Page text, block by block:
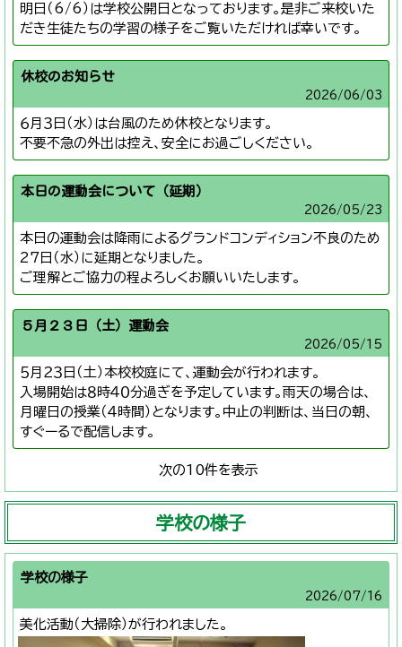
明日（6/6）は学校公開日となっております。是非ご来校いた
だき生徒たちの学習の様子をご覧いただければ幸いです。
休校のお知らせ
2026/06/03
６月３日（水）は台風のため休校となります。
不要不急の外出は控え、安全にお過ごしください。
本日の運動会について（延期）
2026/05/23
本日の運動会は降雨によるグランドコンディション不良のため
27日（水）に延期となりました。
ご理解とご協力の程よろしくお願いいたします。
５月２３日（土）運動会
2026/05/15
５月２３日（土）本校校庭にて、運動会が行われます。
入場開始は８時４０分過ぎを予定しています。雨天の場合は、
月曜日の授業（４時間）となります。中止の判断は、当日の朝、
すぐーるで配信します。
次の10件を表示
学校の様子
学校の様子
2026/07/16
美化活動（大掃除）が行われました。